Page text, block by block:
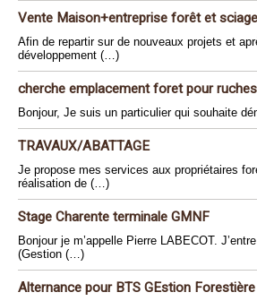
Vente Maison+entreprise forêt et sciage
Afin de repartir sur de nouveaux projets et
développement (…)
cherche emplacement foret pour
Bonjour, Je suis un particulier qui souhaite
TRAVAUX/ABATTAGE
Je propose mes services aux propriétaires
réalisation de (…)
Stage Charente terminale GMNF
Bonjour je m’appelle Pierre LABECOT.
(Gestion (…)
Alternance pour BTS GEstion